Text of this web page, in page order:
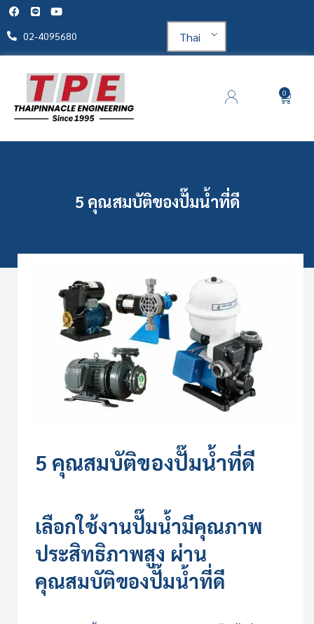
02-4095680 Thai
0
5 คุณสมบัติของปั๊มน้ำที่ดี
5 คุณสมบัติของปั๊มน้ำที่ดี
เลือกใช้งานปั๊มน้ำมีคุณภาพ
ประสิทธิภาพสูง ผ่าน
คุณสมบัติของปั๊มน้ำที่ดี